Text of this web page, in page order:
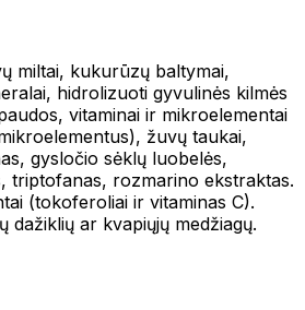
miltai, kukurūzų baltymai,
hidrolizuoti gyvulinės kilmės
vitaminai ir mikroelementai
žuvų taukai,
gysločio sėklų luobelės,
triptofanas, rozmarino ekstraktas.
(tokoferoliai ir vitaminas C).
dažiklių ar kvapiųjų medžiagų.